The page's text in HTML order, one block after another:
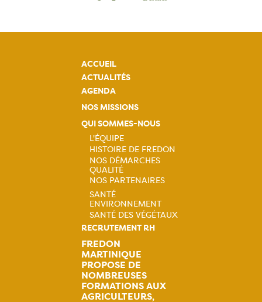
ACCUEIL
ACTUALITÉS
AGENDA
NOS MISSIONS
QUI SOMMES-NOUS
Navigation
principale
L'ÉQUIPE
HISTOIRE DE FREDON
NOS DÉMARCHES
QUALITÉ
NOS PARTENAIRES
Navigation
principale
SANTÉ
ENVIRONNEMENT
SANTÉ DES VÉGÉTAUX
RECRUTEMENT RH
FREDON
MARTINIQUE
PROPOSE DE
NOMBREUSES
FORMATIONS AUX
AGRICULTEURS,